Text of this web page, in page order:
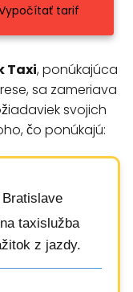
tarif
Taxi, ponúkajúca
sa zameriava
svojich
čo ponúkajú:
taxislužba
z jazdy.